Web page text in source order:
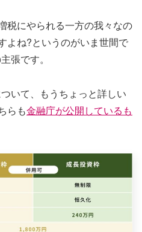
税にやられる一方の我々なの
よね?というのがいま世間で
張です。
いて、もうちょっと詳しい
らも金融庁が公開しているも